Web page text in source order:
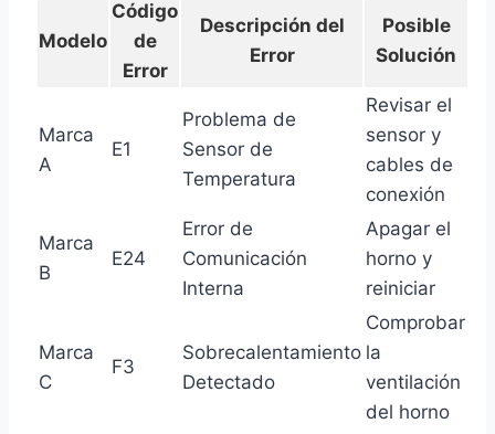
Modelo
Código
de
Error
Descripción del
Error
Posible
Solución
Marca
A
E1
Problema de
Sensor de
Temperatura
Revisar el
sensor y
cables de
conexión
Marca
B
E24
Error de
Comunicación
Interna
Apagar el
horno y
reiniciar
Marca
C
F3
Sobrecalentamiento
Detectado
Comprobar
la
ventilación
del horno